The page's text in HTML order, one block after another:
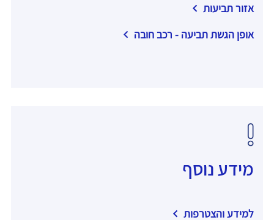
אזור תביעות
אופן הגשת תביעה - רכב חובה
מידע נוסף
למידע והצטרפות